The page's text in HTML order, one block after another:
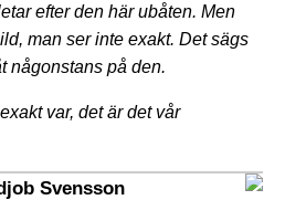
efter den här ubåten. Men
man ser inte exakt. Det sägs
någonstans på den.
var, det är det vår
Svensson